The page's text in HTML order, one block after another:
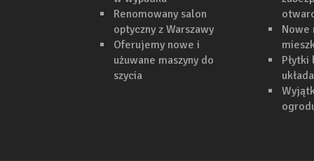
Renomowany salon
optyczny z Warszawy
Oferujemy nowe i
użuwane maszyny do
szycia
Nowe